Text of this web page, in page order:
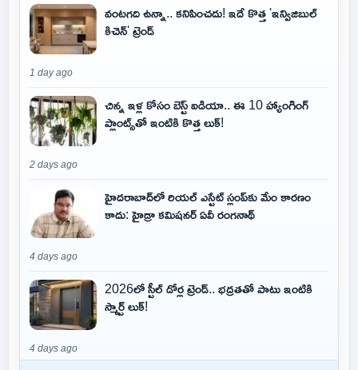
వంటగది ఉన్నా.. కనిపించదు! ఇదే కొత్త 'ఇన్విజిబుల్
కిచెన్' ట్రెండ్
1 day ago
చిన్న ఇళ్ల కోసం బెస్ట్ ఐడియా.. ఈ 10 హ్యాంగింగ్
ప్లాంట్స్‌తో ఇంటికి కొత్త లుక్!
2 days ago
హైదరాబాద్‌లో రియల్ ఎస్టేట్ స్లంప్‌కు మేం కారణం
కాదు: హైడ్రా కమిషనర్ ఏవీ రంగనాథ్
4 days ago
2026లో స్టీల్ డోర్ల ట్రెండ్.. భద్రతతో పాటు ఇంటికి
స్మార్ట్ లుక్!
4 days ago